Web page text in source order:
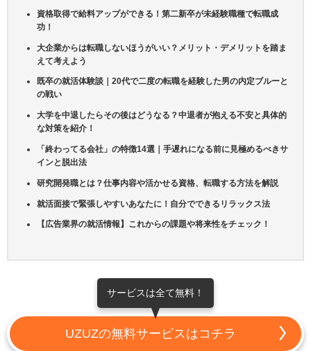
資格取得で給料アップができる！第二新卒が未経験職種で転職成
功！
大企業からは転職しないほうがいい？メリット・デメリットを踏ま
えて考えよう
既卒の就活体験談｜20代で二度の転職を経験した男の内定ブルーと
の戦い
大学を中退したらその後はどうなる？中退者が抱える不安と具体的
な対策を紹介！
「終わってる会社」の特徴14選｜手遅れになる前に見極めるべきサ
インと脱出法
研究開発職とは？仕事内容や活かせる資格、転職する方法を解説
就活面接で緊張しやすいあなたに！自分でできるリラックス法
【広告業界の就活情報 】これからの課題や将来性をチェック！
サービスは全て無料！
UZUZの無料サービスはコチラ